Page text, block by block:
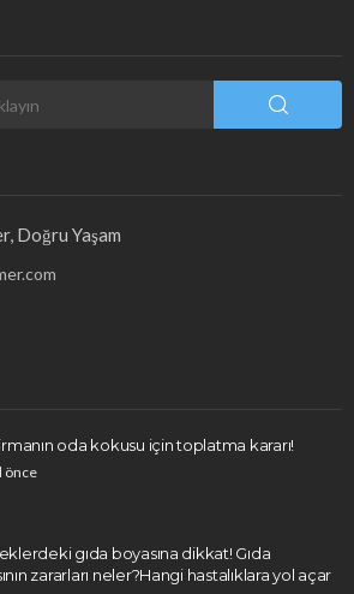
Doğru Yaşam
oda kokusu için toplatma kararı!
önce
gıda boyasına dikkat! Gıda
zararları neler?Hangi hastalıklara yol açar